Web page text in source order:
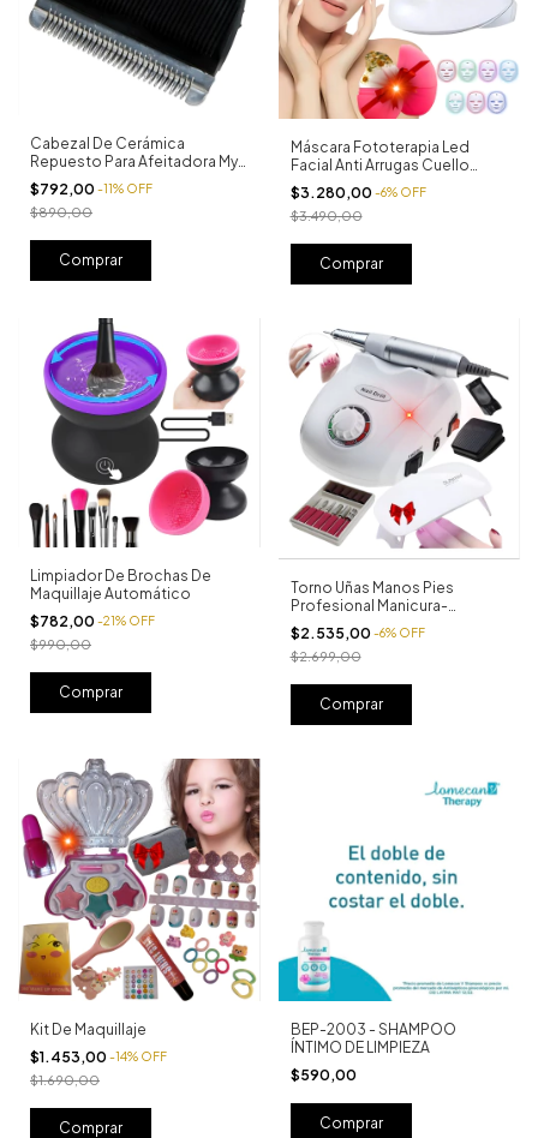
Cabezal De Cerámica
Repuesto Para Afeitadora My
Lili Pro
$792,00 -11% OFF
$890,00
Máscara Fototerapia Led
Facial Anti Arrugas Cuello
Acné
$3.280,00 -6% OFF
$3.490,00
Limpiador De Brochas De
Maquillaje Automático
$782,00 -21% OFF
$990,00
Torno Uñas Manos Pies
Profesional Manicura-
pedicura + Regalo
$2.535,00 -6% OFF
$2.699,00
Kit De Maquillaje
$1.453,00 -14% OFF
$1.690,00
BEP-2003 - SHAMPOO
ÍNTIMO DE LIMPIEZA
$590,00